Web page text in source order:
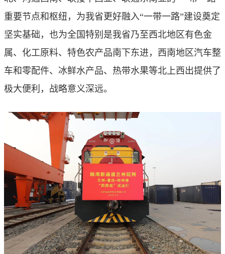
重要节点和枢纽，为我省更好融入“一带一路”建设奠定
坚实基础，也为全国特别是我省乃至西北地区有色金
属、化工原料、特色农产品南下东进，西南地区汽车整
车和零配件、冰鲜水产品、热带水果等北上西出提供了
极大便利，战略意义深远。